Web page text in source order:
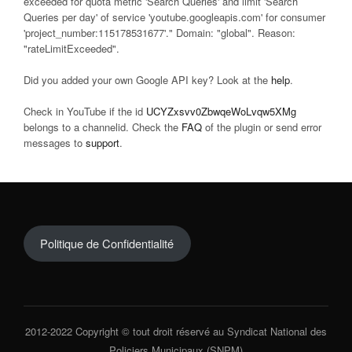
Queries per day' of service 'youtube.googleapis.com' for consumer
'project_number:115178531677'." Domain: "global". Reason:
"rateLimitExceeded".
Did you added your own Google API key? Look at the help.
Check in YouTube if the id UCYZxsvv0ZbwqeWoLvqw5XMg
belongs to a channelid. Check the FAQ of the plugin or send error
messages to support.
Politique de Confidentialité
2012-2022 Copyright © tout droit réservé au Syndicat National des